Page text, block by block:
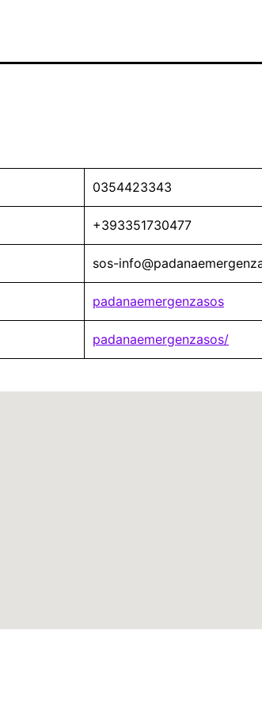
0354423343
+393351730477
sos-
padanaemergenzasos
padanaemergenzasos/